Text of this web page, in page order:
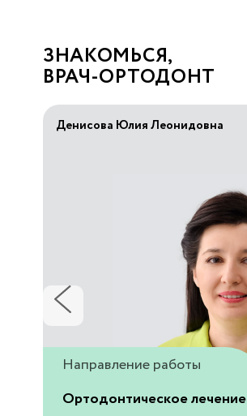
ЗНАКОМЬСЯ,
ВРАЧ-ОРТОДОНТ
Денисова Юлия Леонидовна
Направление работы
Ортодонтическое лечение
Направление работы
Ортодонтическое лечение
Направление работы
Ортодонтическое лечение
Направление работы
Ортодонтическое лечение
Направление работы
Ортодонтическое лечение
Направление работы
Ортодонтическое лечение